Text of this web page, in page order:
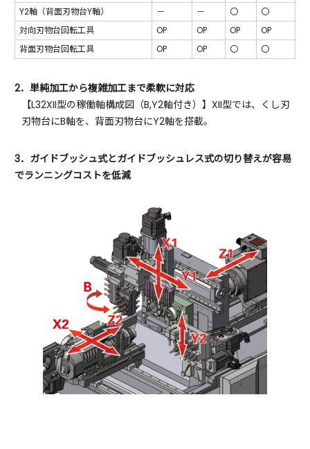
Y2軸（背面刃物台Y軸）
－ － 〇
〇
対向刃物台回転工具
OP OP OP
OP
背面刃物台回転工具
OP OP 〇 〇
2．単純加工から複雑加工まで柔軟に対応
【L32XII型の稼働軸構成図（B,Y2軸付き）】XII型では、くし刃
刃物台にB軸を、背面刃物台にY2軸を搭載。
3．ガイドブッシュ式とガイドブッシュレス式の切り替えが容易
でランニングコストを低減